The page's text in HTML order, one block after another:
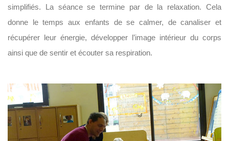
simplifiés. La séance se termine par de la relaxation. Cela
donne le temps aux enfants de se calmer, de canaliser et
récupérer leur énergie, développer l’image intérieur du corps
ainsi que de sentir et écouter sa respiration.